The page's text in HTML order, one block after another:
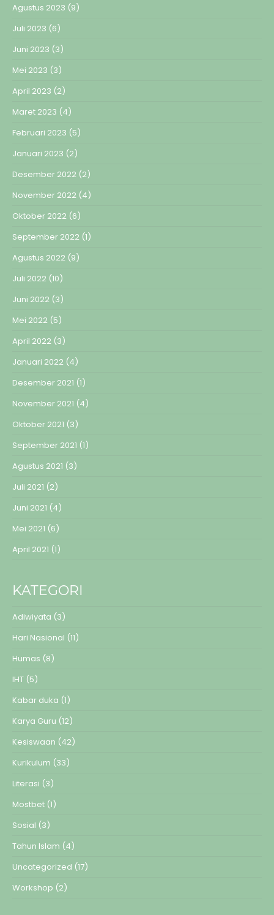
Agustus 2023 (9)
Juli 2023 (6)
Juni 2023 (3)
Mei 2023 (3)
April 2023 (2)
Maret 2023 (4)
Februari 2023 (5)
Januari 2023 (2)
Desember 2022 (2)
November 2022 (4)
Oktober 2022 (6)
September 2022 (1)
Agustus 2022 (9)
Juli 2022 (10)
Juni 2022 (3)
Mei 2022 (5)
April 2022 (3)
Januari 2022 (4)
Desember 2021 (1)
November 2021 (4)
Oktober 2021 (3)
September 2021 (1)
Agustus 2021 (3)
Juli 2021 (2)
Juni 2021 (4)
Mei 2021 (6)
April 2021 (1)
KATEGORI
Adiwiyata (3)
Hari Nasional (11)
Humas (8)
IHT (5)
Kabar duka (1)
Karya Guru (12)
Kesiswaan (42)
Kurikulum (33)
Literasi (3)
Mostbet (1)
Sosial (3)
Tahun Islam (4)
Uncategorized (17)
Workshop (2)